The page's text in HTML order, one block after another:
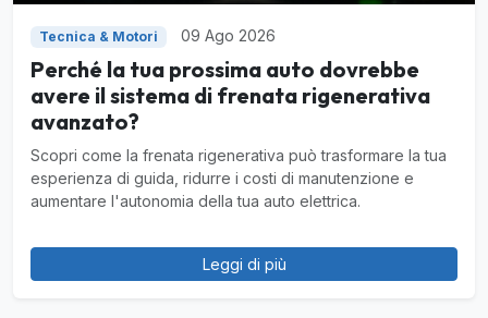
Tecnica & Motori 09 Ago 2026
Perché la tua prossima auto dovrebbe
avere il sistema di frenata rigenerativa
avanzato?
Scopri come la frenata rigenerativa può trasformare la tua
esperienza di guida, ridurre i costi di manutenzione e
aumentare l'autonomia della tua auto elettrica.
Leggi di più